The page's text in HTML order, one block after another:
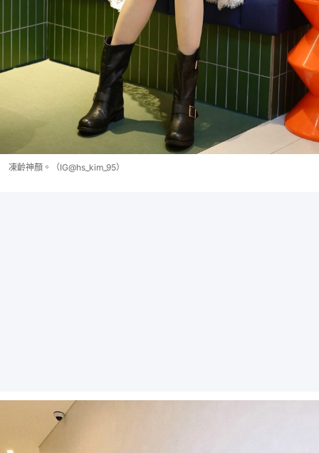
凍齡神顏。（IG@hs_kim_95）